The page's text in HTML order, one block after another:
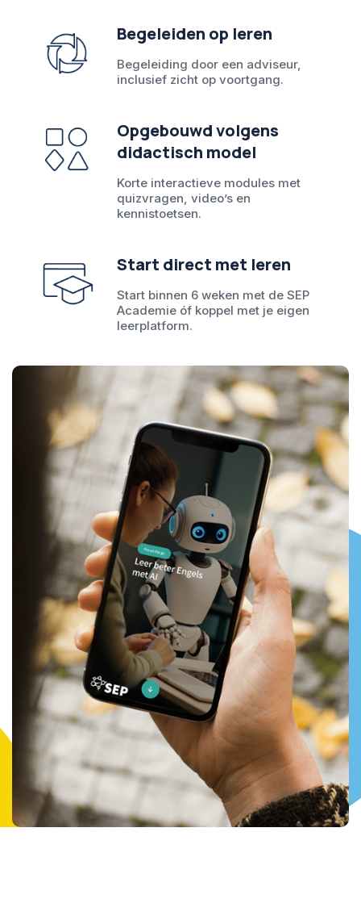
Begeleiden op leren
Begeleiding door een adviseur,
inclusief zicht op voortgang.
Opgebouwd volgens
didactisch model
Korte interactieve modules met
quizvragen, video’s en
kennistoetsen.
Start direct met leren
Start binnen 6 weken met de SEP
Academie óf koppel met je eigen
leerplatform.